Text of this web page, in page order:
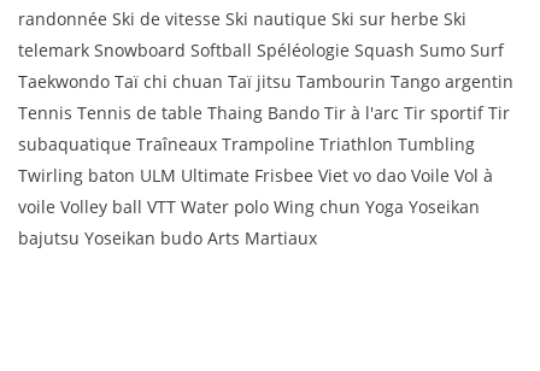
randonnée Ski de vitesse Ski nautique Ski sur herbe Ski
telemark Snowboard Softball Spéléologie Squash Sumo Surf
Taekwondo Taï chi chuan Taï jitsu Tambourin Tango argentin
Tennis Tennis de table Thaing Bando Tir à l'arc Tir sportif Tir
subaquatique Traîneaux Trampoline Triathlon Tumbling
Twirling baton ULM Ultimate Frisbee Viet vo dao Voile Vol à
voile Volley ball VTT Water polo Wing chun Yoga Yoseikan
bajutsu Yoseikan budo Arts Martiaux